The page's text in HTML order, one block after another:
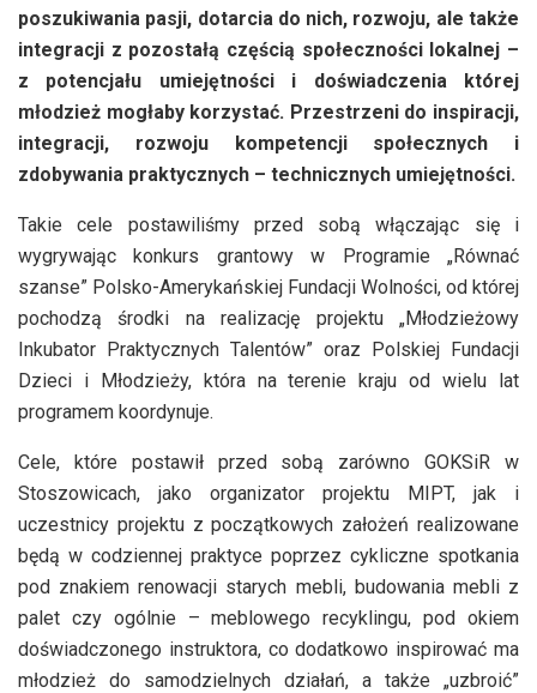
poszukiwania pasji, dotarcia do nich, rozwoju, ale także
integracji z pozostałą częścią społeczności lokalnej –
z potencjału umiejętności i doświadczenia której
młodzież mogłaby korzystać. Przestrzeni do inspiracji,
integracji, rozwoju kompetencji społecznych i
zdobywania praktycznych – technicznych umiejętności.
Takie cele postawiliśmy przed sobą włączając się i
wygrywając konkurs grantowy w Programie „Równać
szanse” Polsko-Amerykańskiej Fundacji Wolności, od której
pochodzą środki na realizację projektu „Młodzieżowy
Inkubator Praktycznych Talentów” oraz Polskiej Fundacji
Dzieci i Młodzieży, która na terenie kraju od wielu lat
programem koordynuje.
Cele, które postawił przed sobą zarówno GOKSiR w
Stoszowicach, jako organizator projektu MIPT, jak i
uczestnicy projektu z początkowych założeń realizowane
będą w codziennej praktyce poprzez cykliczne spotkania
pod znakiem renowacji starych mebli, budowania mebli z
palet czy ogólnie – meblowego recyklingu, pod okiem
doświadczonego instruktora, co dodatkowo inspirować ma
młodzież do samodzielnych działań, a także „uzbroić”